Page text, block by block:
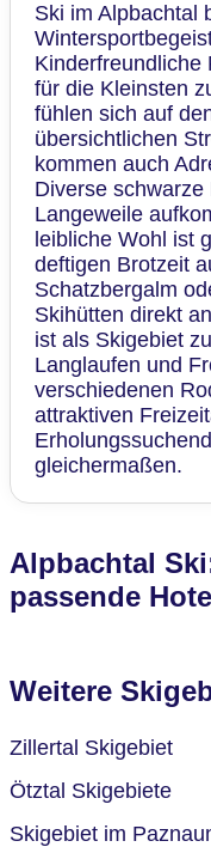
Ski im Alpbachtal
Kinderfreundliche
für die Kleinsten
fühlen sich auf
übersichtlichen
kommen auch
Diverse
Langeweile
leibliche Wohl ist
deftigen Brotzeit
Schatzbergalm
Skihütten direkt
ist als Skigebiet
Langlaufen und
verschiedenen
attraktiven
gleichermaßen.
Alpbachtal
passende
Weitere
Zillertal Skigebiet
Ötztal Skigebiete
Skigebiet im